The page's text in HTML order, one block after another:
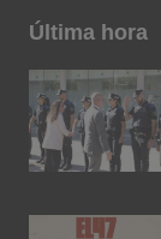
Última hora